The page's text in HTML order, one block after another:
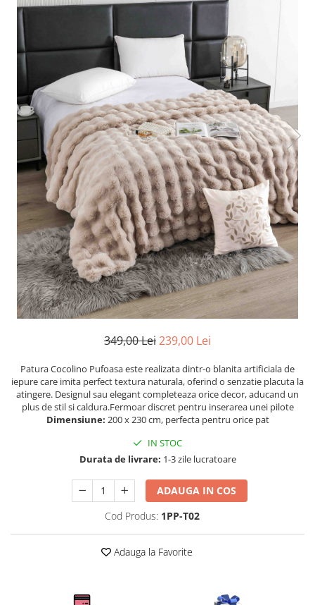
Cearceaf cu elastic
Cearceaf normal
Lenjerii De Pat Creponate
Lenjerii De Pat Bumbac Poplin 2
Persoane
Lenjerii De Pat Bumbac Poplin,
Matlasate, 2 Persoane
Lenjerii De Pat Bumbac Satinat 2
Persoane
Lenjerii De Pat Volanase
Lenjerii De Pat, Finet Premium 3D,
2 Persoane
Lenjerii De Pat Jacquard
Lenjerii De Pat Catifea
Lenjerii De Pat Cocolino
Set Lenjerie De Pat Blana
Artificiala De Iepure, 6 Piese, 2
Set Lenjerie Pat Blanita Iepure, 6
Piese, Cu Pilota Inclusa
Lenjerii De Pat Premium Collection
Set Lenjerie De Pat, 7 Piese, Cu
Pilota / Cuvertura Inclusa
Set Lenjerie De Pat Jacquard Regal,
11 Piese, Cuvertura Inclusa
Lenjerii Damasc Egiptean King Size
Lenjerii De Pat, Finet Premium, 1
Lenjerii De Pat Damasc 1 Persoana
349,00 Lei239,00 Lei
Patura Cocolino Pufoasa este realizata dintr-o blanita artificiala de
iepure care imita perfect textura naturala, oferind o senzatie placuta la
atingere. Designul sau elegant completeaza orice decor, aducand un
plus de stil si caldura.Fermoar discret pentru inserarea unei pilote
Dimensiune: 200 x 230 cm, perfecta pentru orice pat
IN STOC
Durata de livrare: 1-3 zile lucratoare
ADAUGA IN COS
Cod Produs: 1PP-T02
Adauga la Favorite